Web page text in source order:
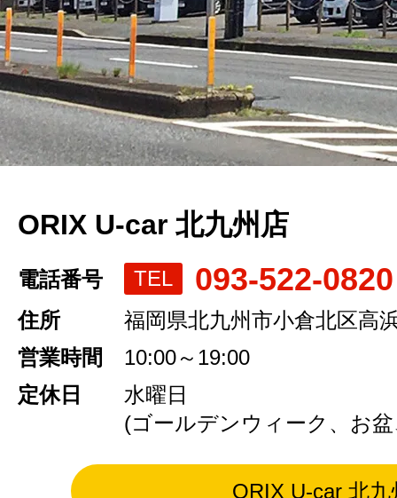
ORIX U-car 北九州店
電話番号 TEL 093-522-0820
住所
福岡県北九州市小倉北区高
営業時間
10:00～19:00
定休日
水曜日
(ゴールデンウィーク、お
ORIX U-car 北九